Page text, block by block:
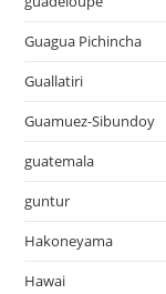
Guagua Pichincha
Guallatiri
Guamuez-Sibundoy
guatemala
guntur
Hakoneyama
Hawai